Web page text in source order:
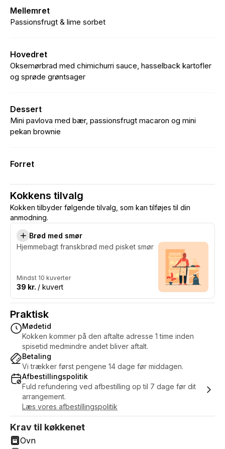
Mellemret
Passionsfrugt & lime sorbet
Hovedret
Oksemørbrad med chimichurri sauce, hasselback kartofler
og sprøde grøntsager
Dessert
Mini pavlova med bær, passionsfrugt macaron og mini
pekan brownie
Forret
Kokkens tilvalg
Kokken tilbyder følgende tilvalg, som kan tilføjes til din
anmodning.
Brød med smør
Hjemmebagt franskbrød med pisket smør
Mindst 10 kuverter
39 kr. / kuvert
Praktisk
Mødetid
Kokken kommer på den aftalte adresse 1 time inden
spisetid medmindre andet bliver aftalt.
Betaling
Vi trækker først pengene 14 dage før middagen.
Afbestillingspolitik
Fuld refundering ved afbestilling op til 7 dage før dit
arrangement.
Læs vores afbestillingspolitik
Krav til køkkenet
Ovn